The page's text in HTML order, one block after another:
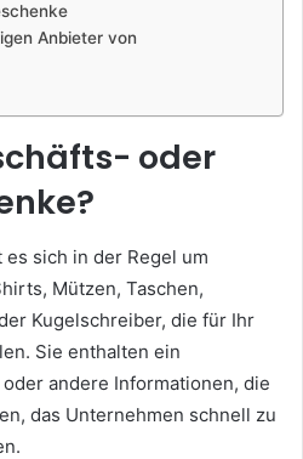
Anbieter von
oder
sich in der Regel um
Mützen, Taschen,
Kugelschreiber, die für Ihr
Sie enthalten ein
andere Informationen, die
das Unternehmen schnell zu